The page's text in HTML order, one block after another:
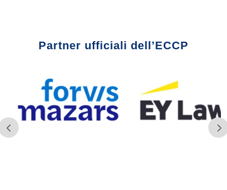
Partner ufficiali dell’ECCP